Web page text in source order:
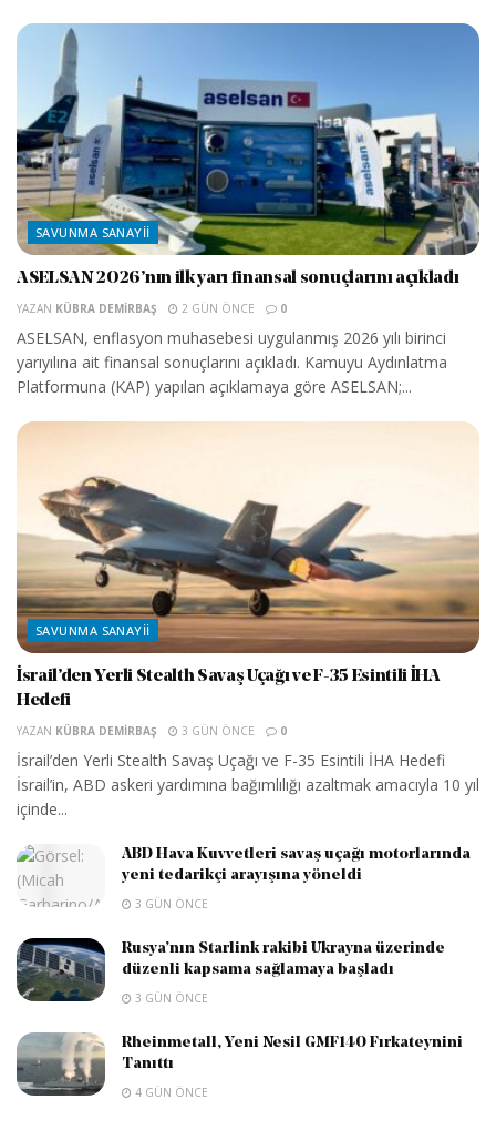
SAVUNMA SANAYII
ASELSAN 2026’nın ilk yarı finansal sonuçlarını açıkladı
YAZAN KÜBRA DEMIRBAŞ 2 GÜN ÖNCE 0
ASELSAN, enflasyon muhasebesi uygulanmış 2026 yılı birinci
yarıyılına ait finansal sonuçlarını açıkladı. Kamuyu Aydınlatma
Platformuna (KAP) yapılan açıklamaya göre ASELSAN;...
SAVUNMA SANAYII
İsrail’den Yerli Stealth Savaş Uçağı ve F-35 Esintili İHA
Hedefi
YAZAN KÜBRA DEMIRBAŞ 3 GÜN ÖNCE 0
İsrail’den Yerli Stealth Savaş Uçağı ve F-35 Esintili İHA Hedefi
İsrail’in, ABD askeri yardımına bağımlılığı azaltmak amacıyla 10 yıl
içinde...
ABD Hava Kuvvetleri savaş uçağı motorlarında
yeni tedarikçi arayışına yöneldi
3 GÜN ÖNCE
Rusya’nın Starlink rakibi Ukrayna üzerinde
düzenli kapsama sağlamaya başladı
3 GÜN ÖNCE
Rheinmetall, Yeni Nesil GMF140 Fırkateynini
Tanıttı
4 GÜN ÖNCE